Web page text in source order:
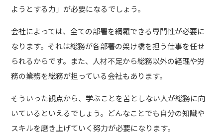
ようとする力 」が必要になるでしょう。
会社によっては、全ての部署を網羅できる専門性が必要に
なります。それは総務が各部署の架け橋を担う仕事を任せ
られるからです。また、人材不足から総務以外の経理や労
務の業務を総務が担っている会社もあります。
そういった観点から、学ぶことを苦としない人が総務に向
いているといえるでしょう。どんなことでも自分の知識や
スキルを磨き上げていく努力が必要になります。